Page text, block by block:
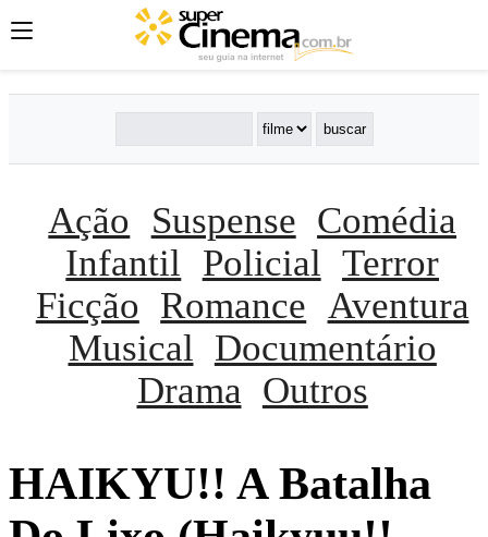
Ação Suspense Comédia
Infantil
Policial Terror
Ficção Romance Aventura
Musical
Documentário
Drama Outros
HAIKYU!! A Batalha